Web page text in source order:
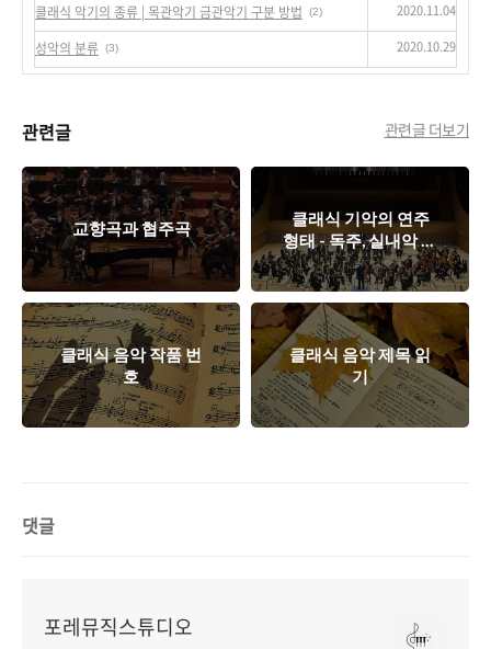
클래식 악기의 종류 | 목관악기 금관악기 구분 방법 (2) 2020.11.04
성악의 분류 (3) 2020.10.29
관련글 관련글 더보기
교향곡과 협주곡
클래식 기악의 연주
형태 - 독주, 실내악 중
주, 합주 등
클래식 음악 작품 번
호
클래식 음악 제목 읽
기
댓글
포레뮤직스튜디오